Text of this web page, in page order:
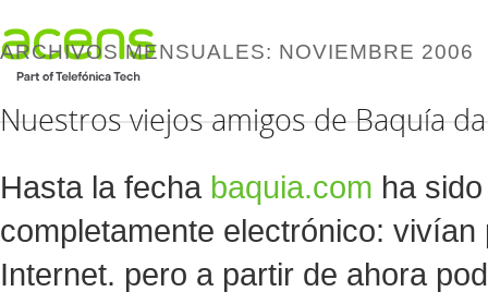
ARCHIVOS MENSUALES: NOVIEMBRE 2006
Nuestros viejos amigos de Baquía
Hasta la fecha baquia.com ha
completamente electrónico: vivían
Internet. pero a partir de ahora